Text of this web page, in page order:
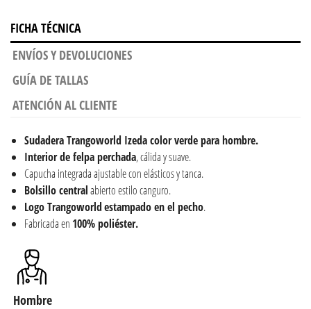
FICHA TÉCNICA
ENVÍOS Y DEVOLUCIONES
GUÍA DE TALLAS
ATENCIÓN AL CLIENTE
SudaderaTrangoworld Izeda color verde para hombre.
Interior de felpa perchada, cálida y suave.
Capucha integrada ajustable con elásticos y tanca.
Bolsillo centralabierto estilo canguro.
Logo Trangoworldestampado en el pecho.
Fabricada en 100% poliéster.
Hombre